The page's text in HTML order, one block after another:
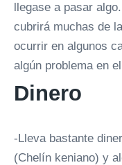
llegase a pasar
cubrirá muchas de
ocurrir en algunos
algún problema en
Dinero
-Lleva bastante
(Chelín keniano) y